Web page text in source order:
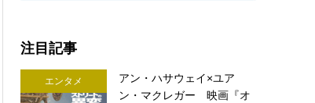
注目記事
エンタメ
アン・ハサウェイ×ユア
ン・マクレガー 映画『オ